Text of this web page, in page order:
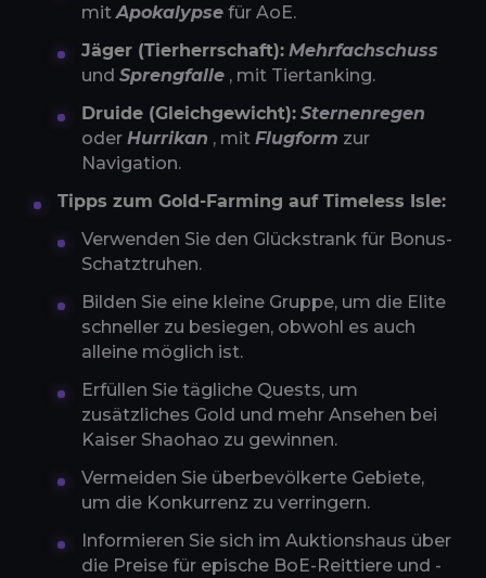
mitApokalypse für AoE.
Jäger (Tierherrschaft): Mehrfachschuss
und Sprengfalle , mit Tiertanking.
Druide (Gleichgewicht): Sternenregen
oder Hurrikan , mit Flugform zur
Navigation.
Tipps zum Gold-Farming auf Timeless Isle:
Verwenden Sie den Glückstrank für Bonus-
Schatztruhen.
Bilden Sie eine kleine Gruppe, um die Elite
schneller zu besiegen, obwohl es auch
alleine möglich ist.
Erfüllen Sie tägliche Quests, um
zusätzliches Gold und mehr Ansehen bei
Kaiser Shaohao zu gewinnen.
Vermeiden Sie überbevölkerte Gebiete,
um die Konkurrenz zu verringern.
Informieren Sie sich im Auktionshaus über
die Preise für epische BoE-Reittiere und -